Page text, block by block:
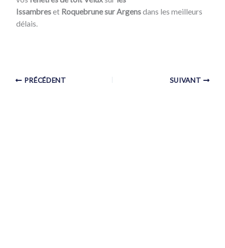
Issambreset Roquebrune sur Argensdans les meilleurs
délais.
PRÉCÉDENT SUIVANT